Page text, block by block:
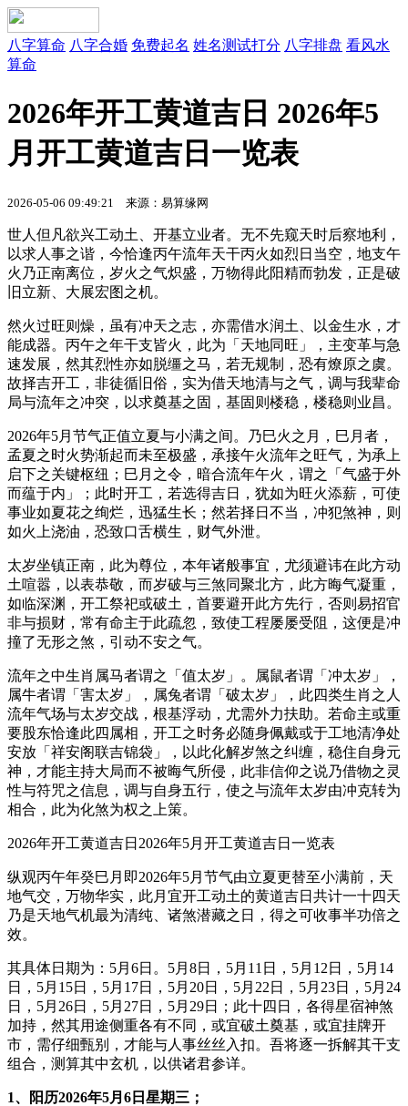
八字算命 八字合婚 免费起名 姓名测试打分 八字排盘 看风水
算命
2026年开工黄道吉日 2026年5
月开工黄道吉日一览表
2026-05-06 09:49:21 来源：易算缘网
世人但凡欲兴工动土、开基立业者。无不先窥天时后察地利，
以求人事之谐，今恰逢丙午流年天干丙火如烈日当空，地支午
火乃正南离位，岁火之气炽盛，万物得此阳精而勃发，正是破
旧立新、大展宏图之机。
然火过旺则燥，虽有冲天之志，亦需借水润土、以金生水，才
能成器。丙午之年干支皆火，此为「天地同旺」，主变革与急
速发展，然其烈性亦如脱缰之马，若无规制，恐有燎原之虞。
故择吉开工，非徒循旧俗，实为借天地清与之气，调与我辈命
局与流年之冲突，以求奠基之固，基固则楼稳，楼稳则业昌。
2026年5月节气正值立夏与小满之间。乃巳火之月，巳月者，
孟夏之时火势渐起而未至极盛，承接午火流年之旺气，为承上
启下之关键枢纽；巳月之令，暗合流年午火，谓之「气盛于外
而蕴于内」；此时开工，若选得吉日，犹如为旺火添薪，可使
事业如夏花之绚烂，迅猛生长；然若择日不当，冲犯煞神，则
如火上浇油，恐致口舌横生，财气外泄。
太岁坐镇正南，此为尊位，本年诸般事宜，尤须避讳在此方动
土喧嚣，以表恭敬，而岁破与三煞同聚北方，此方晦气凝重，
如临深渊，开工祭祀或破土，首要避开此方先行，否则易招官
非与损财，常有命主于此疏忽，致使工程屡屡受阻，这便是冲
撞了无形之煞，引动不安之气。
流年之中生肖属马者谓之「值太岁」。属鼠者谓「冲太岁」，
属牛者谓「害太岁」，属兔者谓「破太岁」，此四类生肖之人
流年气场与太岁交战，根基浮动，尤需外力扶助。若命主或重
要股东恰逢此四属相，开工之时务必随身佩戴或于工地清净处
安放「祥安阁联吉锦袋」，以此化解岁煞之纠缠，稳住自身元
神，才能主持大局而不被晦气所侵，此非信仰之说乃借物之灵
性与符咒之信息，调与自身五行，使之与流年太岁由冲克转为
相合，此为化煞为权之上策。
2026年开工黄道吉日2026年5月开工黄道吉日一览表
纵观丙午年癸巳月即2026年5月节气由立夏更替至小满前，天
地气交，万物华实，此月宜开工动土的黄道吉日共计一十四天
乃是天地气机最为清纯、诸煞潜藏之日，得之可收事半功倍之
效。
其具体日期为：5月6日。5月8日，5月11日，5月12日，5月14
日，5月15日，5月17日，5月20日，5月22日，5月23日，5月24
日，5月26日，5月27日，5月29日；此十四日，各得星宿神煞
加持，然其用途侧重各有不同，或宜破土奠基，或宜挂牌开
市，需仔细甄别，才能与人事丝丝入扣。吾将逐一拆解其干支
组合，测算其中玄机，以供诸君参详。
1、阳历2026年5月6日星期三；